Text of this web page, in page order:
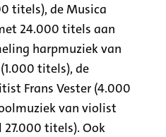
titels), de Musica
24.000 titels aan
harpmuziek van
titels), de
Frans Vester (4.000
van violist
titels). Ook